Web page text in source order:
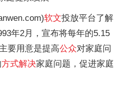
软文投放平台了解
年2月，宣布将每年的5.15
要用意是提高公众对家庭问
方式解决家庭问题，促进家庭